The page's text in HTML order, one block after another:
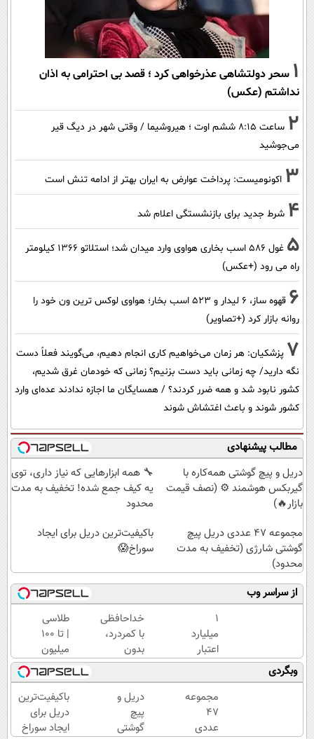
1 سحر دولتشاهی عذرخواهی کرد ؛ قصد بی احترامی به اذان
نداشتم (عکس)
2
ساعت ۸:۱۵ ششم اوت ؛ هیروشیما / وقتی شهر در دیگ قیر
می‌جوشید
3 اکونومیست: پرداخت عوارض به ایران بهتر از ادامه تنش است
4 شرط جدید برای بازنشستگی اعلام شد
5
غول 586 اسب بخاری هواوی وارد میدان شد؛ استلاتو 1366 کیلومتر
راه می رود (+عکس)
6
قهوه ساز، 6 لیدار و 523 اسب بخار؛ هواوی لوکس ترین ون خود را
روانه بازار کرد (+تصاویر)
7 پزشکیان: هر زمان می‌خواهیم کاری انجام دهیم، می‌گویند فعلاً دست
نگه دارید/ چه زمانی باید دست بزنیم؟ زمانی که خودمان غرق شدیم،
کشور نابود شد و همه ضرر کردند؟ / همسایگان ما اجازه ندادند عده‌ای وارد
کشور شوند و باعث اغتشاش شوند
مطالب پیشنهادی
دریل و پیچ گوشتی همه‌کاره با
گیربکس هوشمند ⚙️ (نصف قیمت
بازار🔥)
🔧 همه ابزارهایی که نیاز داری، توی
یه کیف جمع شده! تخفیف به مدت
محدود
مجموعه 47 عددی دریل پیچ
گوشتی شارژی (تخفیف به مدت
محدود)
باکیفیت‌ترین دریل برای ایجاد
سوراخ😱
از سراسر وب
۱
میلیارد
اعتبار
خرید
طلا |
بدون
ضامن
و چک
خداحافظی
با کمردرد،
بدون
قرص و
آمپول
طلاسی
| تا 100
میلیون
وام
آنی
خرید
طلا💰
ثبت
وبگردی
مجموعه
47
عددی
دریل و
پیچ
گوشتی
باکیفیت‌ترین
دریل برای
ایجاد سوراخ